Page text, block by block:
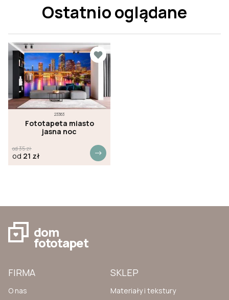
Ostatnio oglądane
23363
Fototapeta miasto
jasna noc
od35zł
od 21 zł
dom
fototapet
FIRMA
O nas
SKLEP
Materiały i tekstury